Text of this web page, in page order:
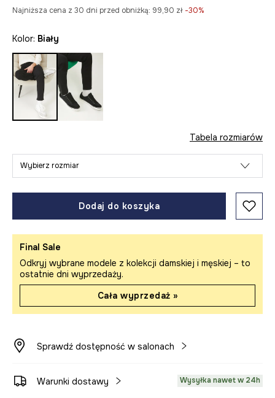
Najniższa cena z 30 dni przed obniżką: 99,90 zł -30%
Kolor: biały
Tabela rozmiarów
Wybierz rozmiar
Dodaj do koszyka
Final Sale
Odkryj wybrane modele z kolekcji damskiej i męskiej – to
ostatnie dni wyprzedaży.
Cała wyprzedaż »
Sprawdź dostępność w salonach
Warunki dostawy Wysyłka nawet w 24h